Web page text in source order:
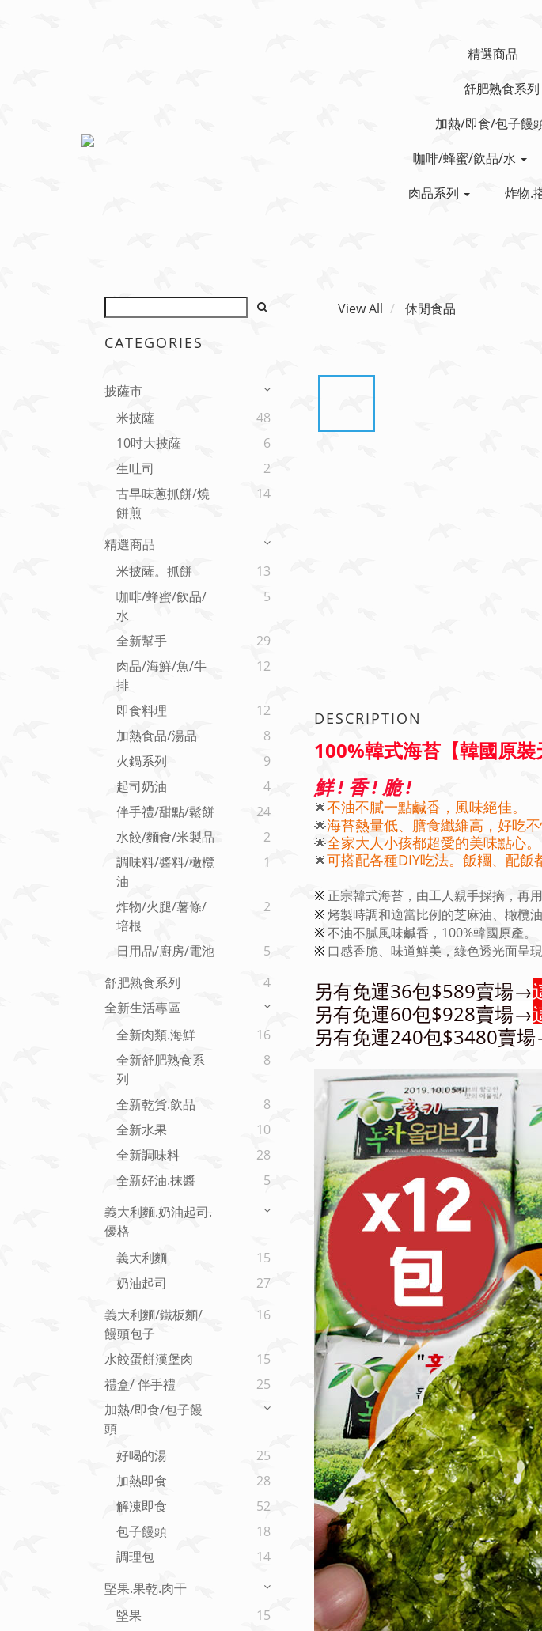
精選商品
舒肥熟食系列
加熱/即食/包子饅
咖啡/蜂蜜/飲品/水
肉品系列
炸物.
CATEGORIES
披薩市
米披薩
48
10吋大披薩
6
生吐司
2
古早味蔥抓餅/燒
餅煎
14
精選商品
米披薩。抓餅
13
咖啡/蜂蜜/飲品/
水
5
全新幫手
29
肉品/海鮮/魚/牛
排
12
即食料理
12
加熱食品/湯品
8
火鍋系列
9
起司奶油
4
伴手禮/甜點/鬆餅
24
水餃/麵食/米製品
2
調味料/醬料/橄欖
油
1
炸物/火腿/薯條/
培根
2
日用品/廚房/電池
5
舒肥熟食系列
4
全新生活專區
全新肉類.海鮮
16
全新舒肥熟食系
列
8
全新乾貨.飲品
8
全新水果
10
全新調味料
28
全新好油.抹醬
5
義大利麵.奶油起司.
優格
義大利麵
15
奶油起司
27
義大利麵/鐵板麵/
饅頭包子
16
水餃蛋餅漢堡肉
15
禮盒/ 伴手禮
25
加熱/即食/包子饅
頭
好喝的湯
25
加熱即食
28
解凍即食
52
包子饅頭
18
調理包
14
堅果.果乾.肉干
堅果
15
View All 休閒食品
DESCRIPTION
100%韓式海苔【韓國原
鮮 ! 香 ! 脆 !
🌟不油不膩一點鹹香，風味絕佳。
🌟海苔熱量低、膳食纖維高，好吃不
🌟全家大人小孩都超愛的美味點心。
🌟可搭配各種DIY吃法。飯糰、配飯
※ 正宗韓式海苔，由工人親手採摘，再
※ 烤製時調和適當比例的芝麻油、橄欖
※ 不油不膩風味鹹香，100%韓國原產。
※ 口感香脆、味道鮮美，綠色透光面呈
另有免運36包$589賣場→
另有免運60包$928賣場→
另有免運240包$3480賣